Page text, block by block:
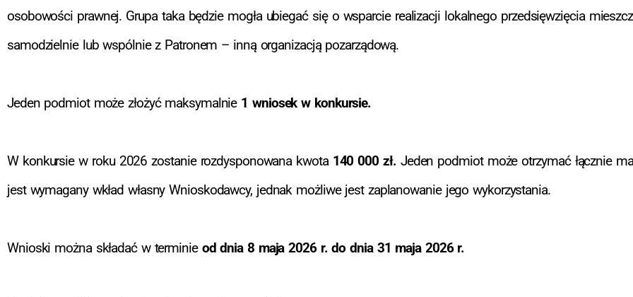
osobowości prawnej. Grupa taka będzie mogła ubiegać się o wsparcie realizacji lokalnego przedsięwzięcia
samodzielnie lub wspólnie z Patronem – inną organizacją pozarządową.
Jeden podmiot może złożyć maksymalnie1 wniosek w konkursie.
W konkursie w roku 2026 zostanie rozdysponowana kwota 140 000 zł.Jeden podmiot może otrzymać łącznie
jest wymagany wkład własny Wnioskodawcy, jednak możliwe jest zaplanowanie jego wykorzystania.
Wnioski można składać w terminie od dnia 8 maja 2026 r. do dnia 31 maja 2026 r.